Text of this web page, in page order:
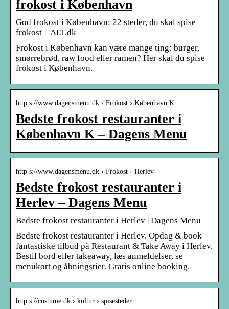
frokost i København
God frokost i København: 22 steder, du skal spise
frokost – ALT.dk
Frokost i København kan være mange ting: burger,
smørrebrød, raw food eller ramen? Her skal du spise
frokost i København.
http s://www.dagensmenu.dk › Frokost › København K
Bedste frokost restauranter i
København K – Dagens Menu
http s://www.dagensmenu.dk › Frokost › Herlev
Bedste frokost restauranter i
Herlev – Dagens Menu
Bedste frokost restauranter i Herlev | Dagens Menu
Bedste frokost restauranter i Herlev. Opdag & book
fantastiske tilbud på Restaurant & Take Away i Herlev.
Bestil bord eller takeaway, læs anmeldelser, se
menukort og åbningstier. Gratis online booking.
http s://costume.dk › kultur › spisesteder